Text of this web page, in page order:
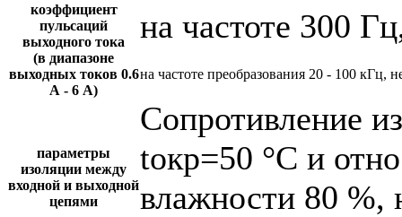
коэффициент
пульсаций
выходного тока
(в диапазоне
выходных токов 0.6
А - 6 А)
на частоте 300
на частоте преобразования 20 - 100 кГц,
параметры
изоляции между
входной и выходной
цепями
Сопротивление
tокр=50 °С и
влажности 80 %,